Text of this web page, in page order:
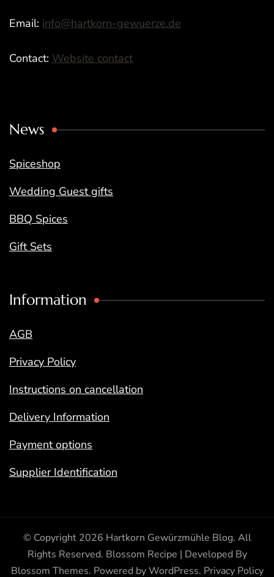
Email: info@hartkorn-gewuerze.de
Contact: Website contact
News
Spiceshop
Wedding Guest gifts
BBQ Spices
Gift Sets
Information
AGB
Privacy Policy
Instructions on cancellation
Delivery Information
Payment options
Supplier Identification
© Copyright 2026 Hartkorn Gewürzmühle Blog. All
Rights Reserved. Blossom Recipe | Developed By
Blossom Themes. Powered byWordPress. Privacy Policy